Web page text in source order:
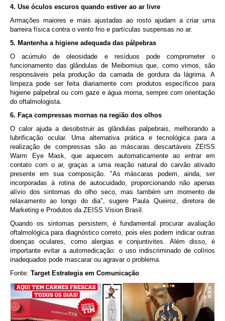
4. Use óculos escuros quando estiver ao ar livre
Armações maiores e mais ajustadas ao rosto ajudam a criar uma
barreira física contra o vento frio e partículas suspensas no ar.
5. Mantenha a higiene adequada das pálpebras
O acúmulo de oleosidade e resíduos pode comprometer o
funcionamento das glândulas de Meibomius que, como vimos, são
responsáveis pela produção da camada de gordura da lágrima. A
limpeza pode ser feita diariamente com produtos específicos para
higiene palpebral ou com gaze e água morna, sempre com orientação
do oftalmologista.
6. Faça compressas mornas na região dos olhos
O calor ajuda a desobstruir as glândulas palpebrais, melhorando a
lubrificação ocular. Uma alternativa prática e tecnológica para a
realização de compressas são as máscaras descartáveis ZEISS
Warm Eye Mask, que aquecem automaticamente ao entrar em
contato com o ar, graças a uma reação natural do carvão ativado
presente em sua composição. "As máscaras podem, ainda, ser
incorporadas à rotina de autocuidado, proporcionando não apenas
alívio dos sintomas do olho seco, mas também um momento de
relaxamento ao longo do dia", sugere Paula Queiroz, diretora de
Marketing e Produtos da ZEISS Vision Brasil.
Quando os sintomas persistem, é fundamental procurar avaliação
oftalmológica para diagnóstico correto, pois eles podem indicar outras
doenças oculares, como alergias e conjuntivites. Além disso, é
importante evitar a automedicação: o uso indiscriminado de colírios
inadequados pode mascarar ou agravar o problema.
Fonte: Target Estrategia em Comunicação